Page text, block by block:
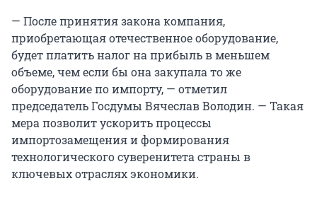
— После принятия закона компания,
приобретающая отечественное оборудование,
будет платить налог на прибыль в меньшем
объеме, чем если бы она закупала то же
оборудование по импорту, — отметил
председатель Госдумы Вячеслав Володин. — Такая
мера позволит ускорить процессы
импортозамещения и формирования
технологического суверенитета страны в
ключевых отраслях экономики.